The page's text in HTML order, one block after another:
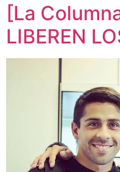
[La
LIBEREN